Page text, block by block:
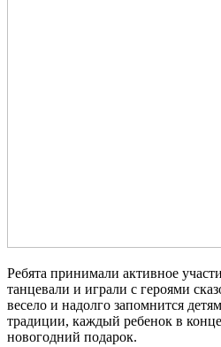
Ребята принимали активное
танцевали и играли с героями
весело и надолго запомнится
традиции, каждый ребенок в
новогодний подарок.